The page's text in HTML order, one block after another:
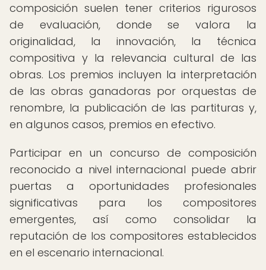
composición suelen tener criterios rigurosos
de evaluación, donde se valora la
originalidad, la innovación, la técnica
compositiva y la relevancia cultural de las
obras. Los premios incluyen la interpretación
de las obras ganadoras por orquestas de
renombre, la publicación de las partituras y,
en algunos casos, premios en efectivo.
Participar en un concurso de composición
reconocido a nivel internacional puede abrir
puertas a oportunidades profesionales
significativas para los compositores
emergentes, así como consolidar la
reputación de los compositores establecidos
en el escenario internacional.